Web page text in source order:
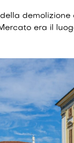
demolizione
era il